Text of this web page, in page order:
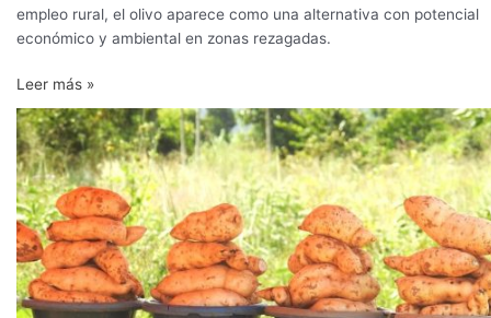
empleo rural, el olivo aparece como una alternativa con potencial
económico y ambiental en zonas rezagadas.
Leer más »
Investigación
en
papa
y
camote
atrae
a
firma
china